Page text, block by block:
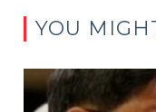
YOU